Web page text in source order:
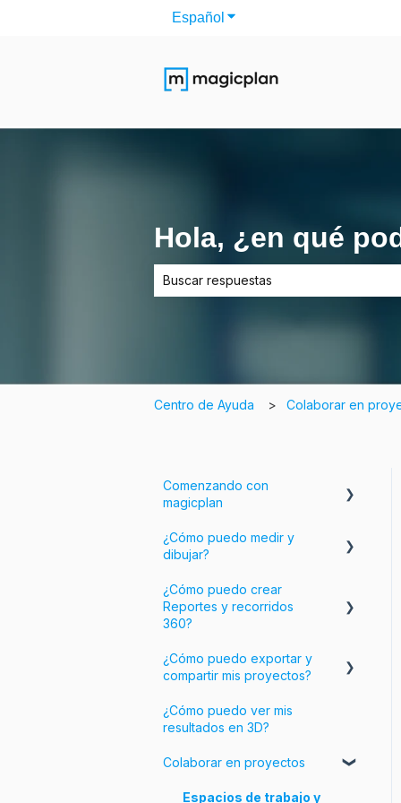
Español Traducciones de Mostrar
Hola, ¿en qué
Centro de Ayuda Colaborar en
Comenzando con
magicplan
Introducción a magicplan
¿Cómo puedo medir y
dibujar?
Crear una habitación
Ajustar tu plano
Añadir objetos a tu plano
¿Cómo puedo crear
Reportes y recorridos
360?
Añadir información e
imágenes a tu plano
Personalizar tus Reportes
¿Cómo puedo exportar y
compartir mis proyectos?
Exporta tus proyectos
exportaciones
Comparte tus proyectos
¿Cómo puedo ver mis
resultados en 3D?
Colaborar en proyectos
Espacios de trabajo y